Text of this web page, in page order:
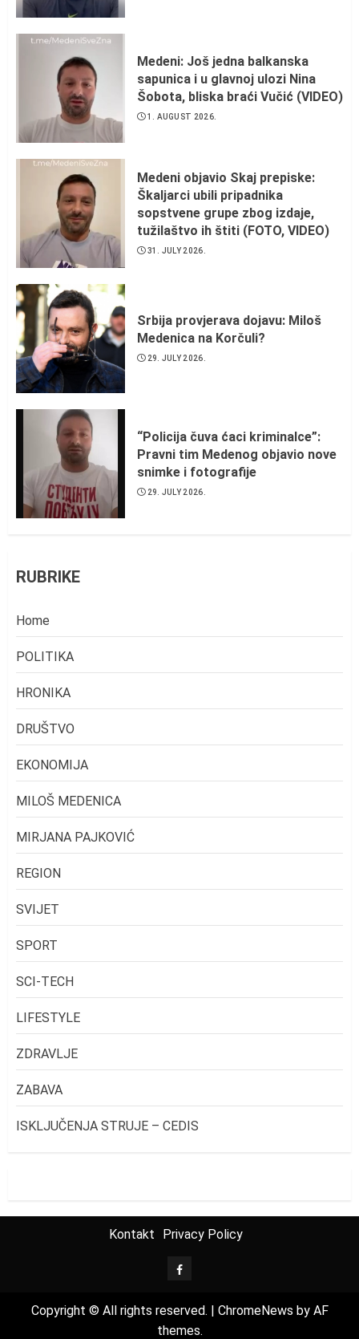
Medeni: Još jedna balkanska
sapunica i u glavnoj ulozi Nina
Šobota, bliska braći Vučić (VIDEO)
1. AUGUST 2026.
Medeni objavio Skaj prepiske:
Škaljarci ubili pripadnika
sopstvene grupe zbog izdaje,
tužilaštvo ih štiti (FOTO, VIDEO)
31. JULY 2026.
Srbija provjerava dojavu: Miloš
Medenica na Korčuli?
29. JULY 2026.
“Policija čuva ćaci kriminalce”:
Pravni tim Medenog objavio nove
snimke i fotografije
29. JULY 2026.
RUBRIKE
Home
POLITIKA
HRONIKA
DRUŠTVO
EKONOMIJA
MILOŠ MEDENICA
MIRJANA PAJKOVIĆ
REGION
SVIJET
SPORT
SCI-TECH
LIFESTYLE
ZDRAVLJE
ZABAVA
ISKLJUČENJA STRUJE – CEDIS
Kontakt Privacy Policy
FB
Copyright © All rights reserved. | ChromeNews by AF
themes.